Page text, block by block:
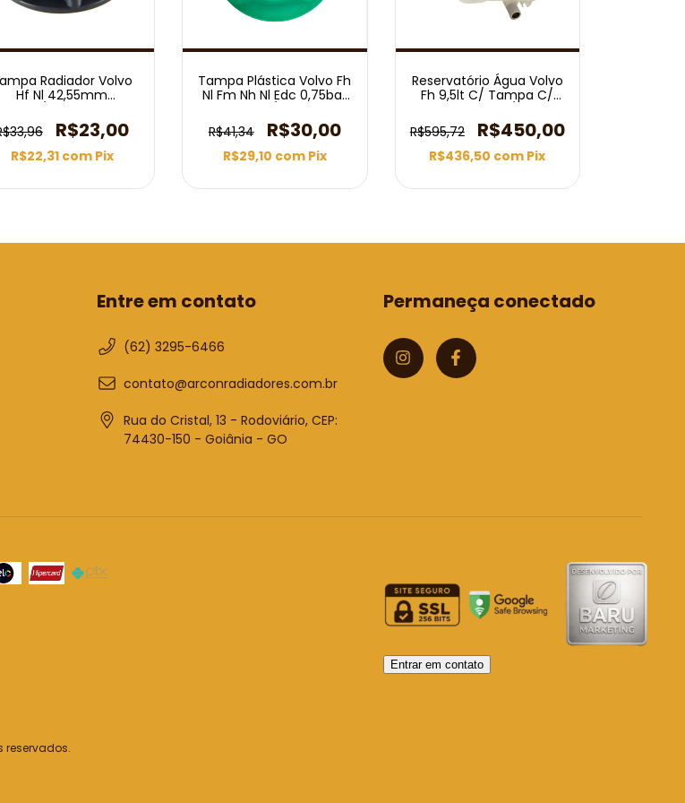
Radiador Volvo
Hf Nl 42,55mm
R$23,00
R$22,31 com Pix
Tampa Plástica Volvo Fh
Nl Fm Nh Nl Edc 0,75bar
R$41,34
R$30,00
R$29,10 com Pix
Reservatório Água Volvo
Fh 9,5lt C/ Tampa C/
R$595,72
R$450,00
R$436,50 com Pix
Entre em contato
(62) 3295-6466
contato@arconradiadores.com.br
Rua do Cristal, 13 - Rodoviário, CEP:
74430-150 - Goiânia - GO
Permaneça conectado
Entrar em contato
reservados.